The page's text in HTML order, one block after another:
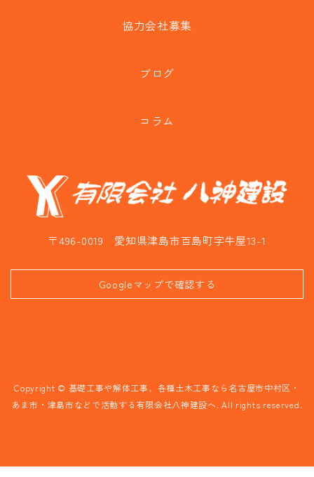
協力会社募集
ブログ
コラム
〒496-0019 愛知県津島市百島町字牛屋13-1
Googleマップで確認する
Copyright © 基礎工事や解体工事、各種土木工事なら名古屋市中村区・
あま市・津島市などで活動する有限会社八神建設へ. All rights reserved.